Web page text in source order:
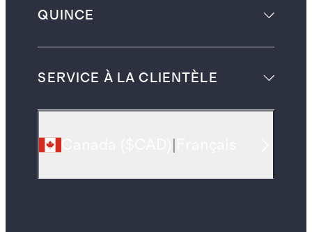
QUINCE
SERVICE À LA CLIENTÈLE